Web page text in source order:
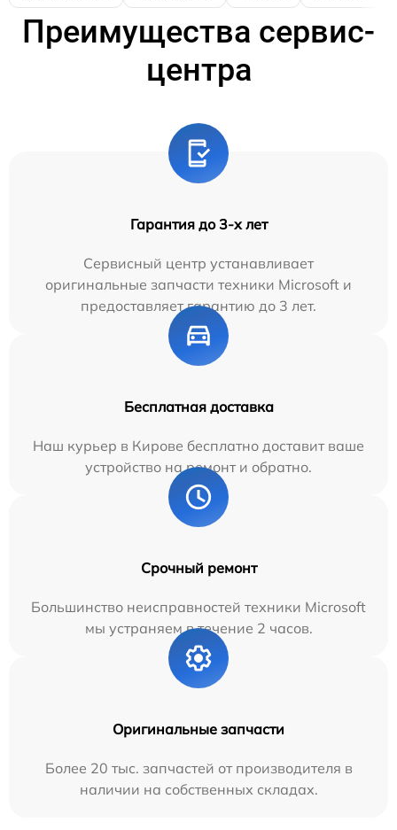
Преимущества сервис-
центра
Гарантия до 3-х лет
Сервисный центр устанавливает
оригинальные запчасти техники Microsoft и
предоставляет гарантию до 3 лет.
Бесплатная доставка
Наш курьер в Кирове бесплатно доставит ваше
устройство на ремонт и обратно.
Срочный ремонт
Большинство неисправностей техники Microsoft
мы устраняем в течение 2 часов.
Оригинальные запчасти
Более 20 тыс. запчастей от производителя в
наличии на собственных складах.